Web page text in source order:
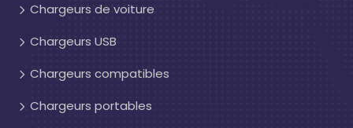
Chargeurs de voiture
Chargeurs USB
Chargeurs compatibles
Chargeurs portables